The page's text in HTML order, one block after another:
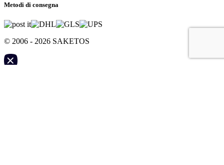
Metodi di consegna
© 2006 - 2026 SAKETOS